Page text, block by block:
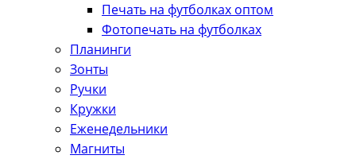
Печать на футболках оптом
Фотопечать на футболках
Планинги
Зонты
Ручки
Кружки
Еженедельники
Магниты